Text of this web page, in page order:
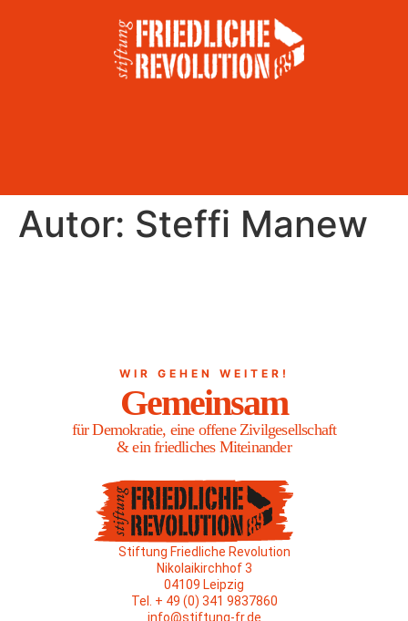
Autor: Steffi Manew
WIR GEHEN WEITER!
Gemeinsam
für Demokratie, eine offene Zivilgesellschaft
& ein friedliches Miteinander
Stiftung Friedliche Revolution
Nikolaikirchhof 3
04109 Leipzig
Tel. + 49 (0) 341 9837860
info@stiftung-fr.de